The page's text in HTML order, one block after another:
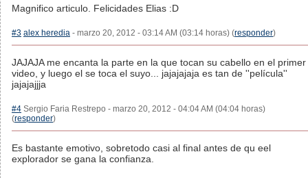
Magnifico articulo. Felicidades Elias :D
#3 alex heredia - marzo 20, 2012 - 03:14 AM (03:14 horas) (responder)
JAJAJA me encanta la parte en la que tocan su cabello en el primer
video, y luego el se toca el suyo... jajajajaja es tan de ''película''
jajajajjja
#4 Sergio Faria Restrepo - marzo 20, 2012 - 04:04 AM (04:04 horas)
(responder)
Es bastante emotivo, sobretodo casi al final antes de qu eel
explorador se gana la confianza.